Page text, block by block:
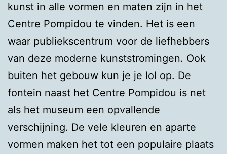
kunst in alle vormen en maten zijn in het
Centre Pompidou te vinden. Het is een
waar publiekscentrum voor de liefhebbers
van deze moderne kunststromingen. Ook
buiten het gebouw kun je je lol op. De
fontein naast het Centre Pompidou is net
als het museum een opvallende
verschijning. De vele kleuren en aparte
vormen maken het tot een populaire plaats